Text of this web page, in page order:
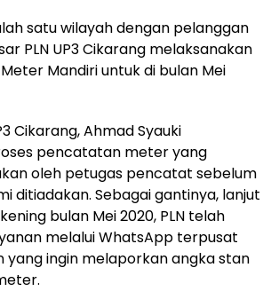
satu wilayah dengan pelanggan
PLN UP3 Cikarang melaksanakan
Mandiri untuk di bulan Mei
Cikarang, Ahmad Syauki
pencatatan meter yang
oleh petugas pencatat sebelum
ditiadakan. Sebagai gantinya, lanjut
bulan Mei 2020, PLN telah
melalui WhatsApp terpusat
yang ingin melaporkan angka stan